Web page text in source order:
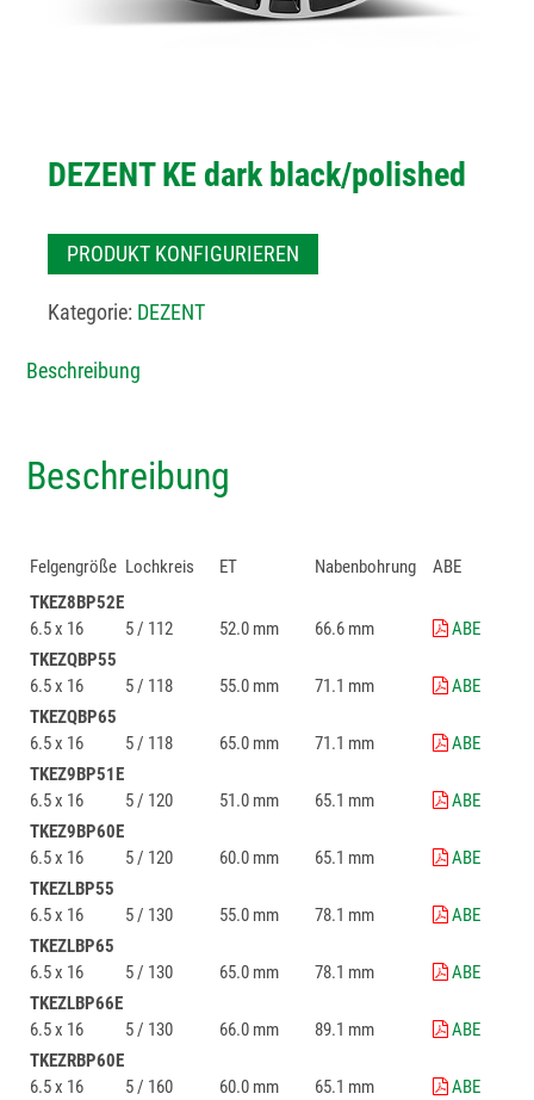
DEZENT KE dark black/polished
PRODUKT KONFIGURIEREN
Kategorie: DEZENT
Beschreibung
Beschreibung
Felgengröße Lochkreis ET Nabenbohrung
ABE
TKEZ8BP52E
6.5 x 16
5 / 112 52.0 mm 66.6 mm
ABE
TKEZQBP55
6.5 x 16
5 / 118 55.0 mm 71.1 mm
ABE
TKEZQBP65
6.5 x 16
5 / 118 65.0 mm 71.1 mm
ABE
TKEZ9BP51E
6.5 x 16
5 / 120 51.0 mm 65.1 mm
ABE
TKEZ9BP60E
6.5 x 16
5 / 120 60.0 mm 65.1 mm
ABE
TKEZLBP55
6.5 x 16
5 / 130 55.0 mm 78.1 mm
ABE
TKEZLBP65
6.5 x 16
5 / 130 65.0 mm 78.1 mm
ABE
TKEZLBP66E
6.5 x 16
5 / 130 66.0 mm 89.1 mm
ABE
TKEZRBP60E
6.5 x 16
5 / 160 60.0 mm 65.1 mm
ABE